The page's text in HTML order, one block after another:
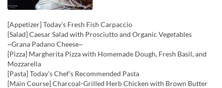
[Appetizer] Today's Fresh Fish Carpaccio
[Salad] Caesar Salad with Prosciutto and Organic Vegetables
~Grana Padano Cheese~
[Pizza] Margherita Pizza with Homemade Dough, Fresh Basil, and
Mozzarella
[Pasta] Today's Chef's Recommended Pasta
[Main Course] Charcoal-Grilled Herb Chicken with Brown Butter